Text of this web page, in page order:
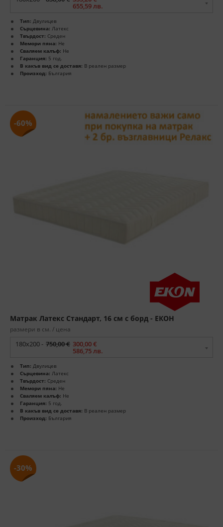
655,59 лв.
Тип: Двулицев
Сърцевина: Латекс
Твърдост: Среден
Мемори пяна: Не
Сваляем калъф: Не
Гаранция: 5 год.
В какъв вид се доставя: В реален размер
Произход: България
-60%
Матрак Латекс Стандарт, 16 см с борд - ЕКОН
размери в см. / цена
180x200 - 750,00 € 300,00 €
586,75 лв.
Тип: Двулицев
Сърцевина: Латекс
Твърдост: Среден
Мемори пяна: Не
Сваляем калъф: Не
Гаранция: 5 год.
В какъв вид се доставя: В реален размер
Произход: България
-30%